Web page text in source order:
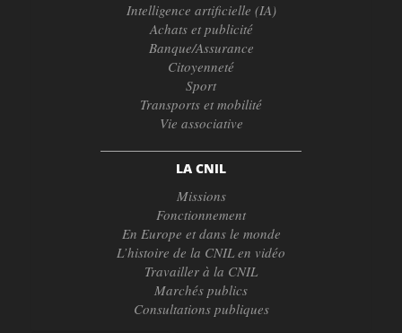
Intelligence artificielle (IA)
Achats et publicité
Banque/Assurance
Citoyenneté
Sport
Transports et mobilité
Vie associative
LA CNIL
Missions
Fonctionnement
En Europe et dans le monde
L’histoire de la CNIL en vidéo
Travailler à la CNIL
Marchés publics
Consultations publiques